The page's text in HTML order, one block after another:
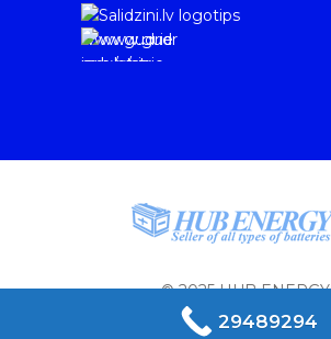
www.gudrie
m.lv/atrie-
© 2025 HUB ENERGY
29489294